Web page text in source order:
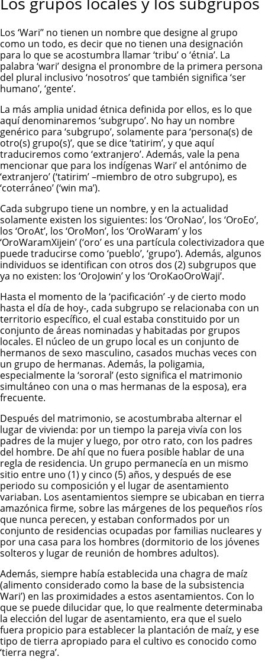
Los ‘Wari’’ no tienen un nombre que designe al grupo
como un todo, es decir que no tienen una designación
para lo que se acostumbra llamar ‘tribu’ o ‘étnia’. La
palabra ‘wari’ designa el pronombre de la primera persona
del plural inclusivo ‘nosotros’ que también significa ‘ser
humano’, ‘gente’.
La más amplia unidad étnica definida por ellos, es lo que
aquí denominaremos ‘subgrupo’. No hay un nombre
genérico para ‘subgrupo’, solamente para ‘persona(s) de
otro(s) grupo(s)’, que se dice ‘tatirim’, y que aquí
traduciremos como ‘extranjero’. Además, vale la pena
mencionar que para los indígenas Wari’ el antónimo de
‘extranjero’ (‘tatirim’ –miembro de otro subgrupo), es
‘coterráneo’ (‘win ma’).
Cada subgrupo tiene un nombre, y en la actualidad
solamente existen los siguientes: los ‘OroNao’, los ‘OroEo’,
los ‘OroAt’, los ‘OroMon’, los ‘OroWaram’ y los
‘OroWaramXijein’ (‘oro’ es una partícula colectivizadora que
puede traducirse como ‘pueblo’, ‘grupo’). Además, algunos
individuos se identifican con otros dos (2) subgrupos que
ya no existen: los ‘OroJowin’ y los ‘OroKaoOroWaji’.
Hasta el momento de la ‘pacificación’ -y de cierto modo
hasta el día de hoy-, cada subgrupo se relacionaba con un
territorio específico, el cual estaba constituido por un
conjunto de áreas nominadas y habitadas por grupos
locales. El núcleo de un grupo local es un conjunto de
hermanos de sexo masculino, casados muchas veces con
un grupo de hermanas. Además, la poligamia,
especialmente la ‘sororal’ (esto significa el matrimonio
simultáneo con una o mas hermanas de la esposa), era
frecuente.
Después del matrimonio, se acostumbraba alternar el
lugar de vivienda: por un tiempo la pareja vivía con los
padres de la mujer y luego, por otro rato, con los padres
del hombre. De ahí que no fuera posible hablar de una
regla de residencia. Un grupo permanecía en un mismo
sitio entre uno (1) y cinco (5) años, y después de ese
periodo su composición y el lugar de asentamiento
variaban. Los asentamientos siempre se ubicaban en tierra
amazónica firme, sobre las márgenes de los pequeños ríos
que nunca perecen, y estaban conformados por un
conjunto de residencias ocupadas por familias nucleares y
por una casa para los hombres (dormitorio de los jóvenes
solteros y lugar de reunión de hombres adultos).
Además, siempre había establecida una chagra de maíz
(alimento considerado como la base de la subsistencia
Wari’) en las proximidades a estos asentamientos. Con lo
que se puede dilucidar que, lo que realmente determinaba
la elección del lugar de asentamiento, era que el suelo
fuera propicio para establecer la plantación de maíz, y ese
tipo de tierra apropiado para el cultivo es conocido como
‘tierra negra’.